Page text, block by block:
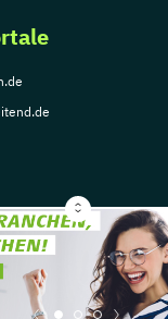
Media GmbH